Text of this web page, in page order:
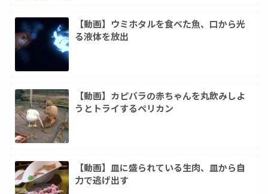
【動画】ウミホタルを食べた魚、口から光
る液体を放出
【動画】カピバラの赤ちゃんを丸飲みしよ
うとトライするペリカン
【動画】皿に盛られている生肉、皿から自
力で逃げ出す